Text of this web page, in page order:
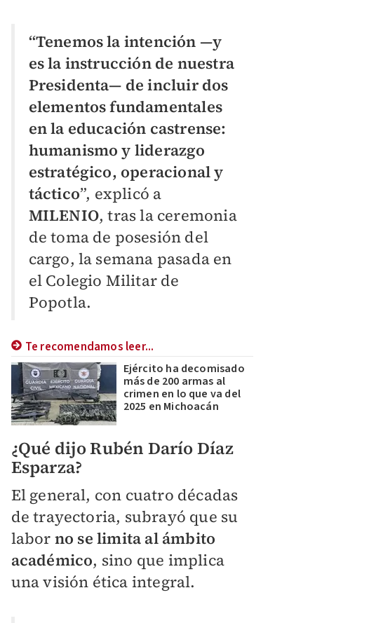
“Tenemos la intención —y
es la instrucción de nuestra
Presidenta— de incluir dos
elementos fundamentales
en la educación castrense:
humanismo y liderazgo
estratégico, operacional y
táctico”, explicó a
MILENIO, tras la ceremonia
de toma de posesión del
cargo, la semana pasada en
el Colegio Militar de
Popotla.
Te recomendamos leer...
Ejército ha decomisado
más de 200 armas al
crimen en lo que va del
2025 en Michoacán
¿Qué dijo Rubén Darío Díaz
Esparza?
El general, con cuatro décadas
de trayectoria, subrayó que su
labor no se limita al ámbito
académico, sino que implica
una visión ética integral.